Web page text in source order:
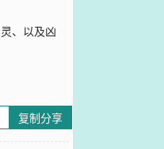
、以及凶
复制分享